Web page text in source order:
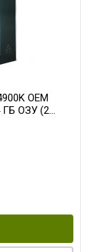
OEM
ГБ ОЗУ (2